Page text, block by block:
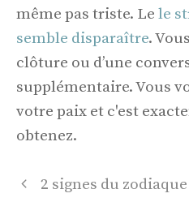
même pas triste. Le le
semble disparaître.
clôture ou d’une
supplémentaire. Vous
votre paix et c'est
obtenez.
Navigation
2 signes du